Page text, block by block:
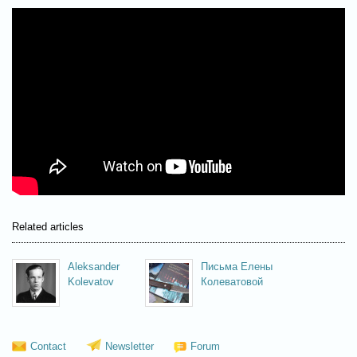
Related articles
Aleksander
Kolevatov
Письма Елены
Колеватовой
Contact Newsletter Forum